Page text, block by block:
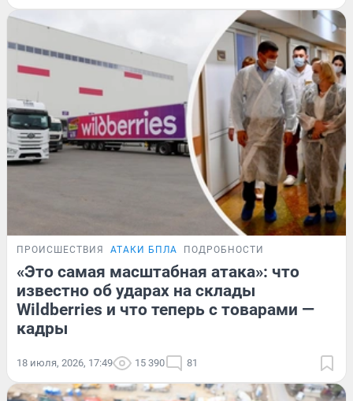
ПРОИСШЕСТВИЯ АТАКИ БПЛА ПОДРОБНОСТИ
«Это самая масштабная атака»: что
известно об ударах на склады
Wildberries и что теперь с товарами —
кадры
18 июля, 2026, 17:49 15 390 81